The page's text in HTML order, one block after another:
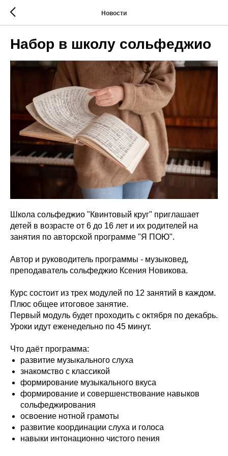
Новости
Набор в школу сольфеджио
Школа сольфеджио "Квинтовый круг" приглашает
детей в возрасте от 6 до 16 лет и их родителей на
занятия по авторской программе "Я ПОЮ".
Автор и руководитель программы - музыковед,
преподаватель сольфеджио Ксения Новикова.
Курс состоит из трех модулей по 12 занятий в каждом.
Плюс общее итоговое занятие.
Первый модуль будет проходить с октября по декабрь.
Уроки идут еженедельно по 45 минут.
Что даёт программа:
развитие музыкального слуха
знакомство с классикой
формирование музыкального вкуса
формирование и совершенствование навыков
сольфеджирования
освоение нотной грамоты
развитие координации слуха и голоса
навыки интонационно чистого пения